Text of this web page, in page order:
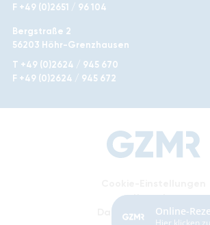
F +49 (0)2651 / 96 104
Bergstraße 2
56203 Höhr-Grenzhausen
T +49 (0)2624 / 945 670
F +49 (0)2624 / 945 672
Kontakt
Datenschutzerklärung